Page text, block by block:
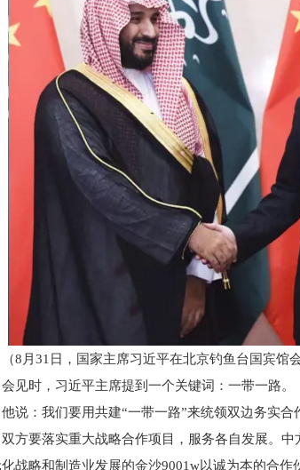
（8月31日，国家主席习近平在北京钓鱼台国宾馆
会见时，习近平主席提到一个关键词：一带一路。
他说：我们要用共建“一带一路”来统领双边务实
方要落实重大战略合作项目，服务各自发展。
战略和制造业发展的金沙9001w以诚为本的合作